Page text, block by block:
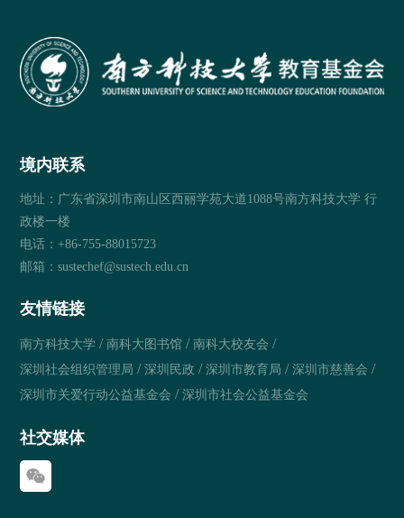
境内联系
地址：广东省深圳市南山区西丽学苑大道1088号南方科技大学 行
政楼一楼
电话：+86-755-88015723
邮箱：sustechef@sustech.edu.cn
友情链接
南方科技大学 /南科大图书馆 /南科大校友会 /
深圳社会组织管理局 /深圳民政 /深圳市教育局 /深圳市慈善会 /
深圳市关爱行动公益基金会 /深圳市社会公益基金会
社交媒体